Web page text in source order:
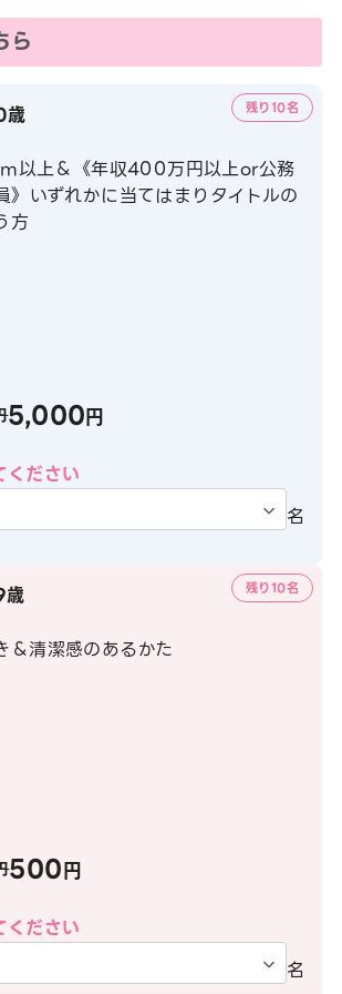
ら
歳
以上＆《年収400万円以上or公務
》いずれかに当てはまりタイトルの
方
残り10名
5,000円
ください
名
＆清潔感のあるかた
残り10名
500円
ください
名